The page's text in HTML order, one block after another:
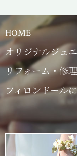
HOME
オリジナルジュ
リフォーム・修
フィロンドール